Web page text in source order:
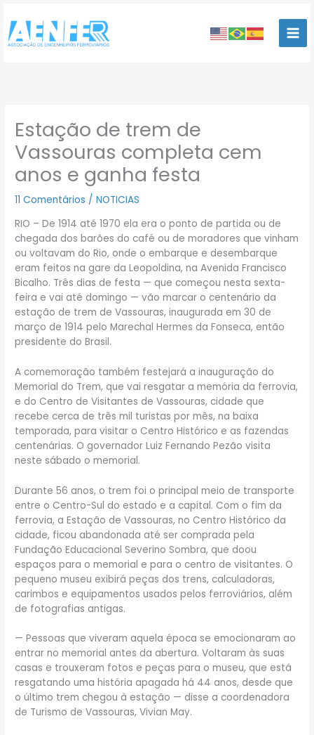
para
conteúdo
Estação de trem de
Vassouras completa cem
anos e ganha festa
11 Comentários /NOTICIAS
RIO – De 1914 até 1970 ela era o ponto de partida ou de
chegada dos barões do café ou de moradores que vinham
ou voltavam do Rio, onde o embarque e desembarque
eram feitos na gare da Leopoldina, na Avenida Francisco
Bicalho. Três dias de festa — que começou nesta sexta-
feira e vai até domingo — vão marcar o centenário da
estação de trem de Vassouras, inaugurada em 30 de
março de 1914 pelo Marechal Hermes da Fonseca, então
presidente do Brasil.
A comemoração também festejará a inauguração do
Memorial do Trem, que vai resgatar a memória da ferrovia,
e do Centro de Visitantes de Vassouras, cidade que
recebe cerca de três mil turistas por mês, na baixa
temporada, para visitar o Centro Histórico e as fazendas
centenárias. O governador Luiz Fernando Pezão visita
neste sábado o memorial.
Durante 56 anos, o trem foi o principal meio de transporte
entre o Centro-Sul do estado e a capital. Com o fim da
ferrovia, a Estação de Vassouras, no Centro Histórico da
cidade, ficou abandonada até ser comprada pela
Fundação Educacional Severino Sombra, que doou
espaços para o memorial e para o centro de visitantes. O
pequeno museu exibirá peças dos trens, calculadoras,
carimbos e equipamentos usados pelos ferroviários, além
de fotografias antigas.
— Pessoas que viveram aquela época se emocionaram ao
entrar no memorial antes da abertura. Voltaram às suas
casas e trouxeram fotos e peças para o museu, que está
resgatando uma história apagada há 44 anos, desde que
o último trem chegou à estação — disse a coordenadora
de Turismo de Vassouras, Vivian May.